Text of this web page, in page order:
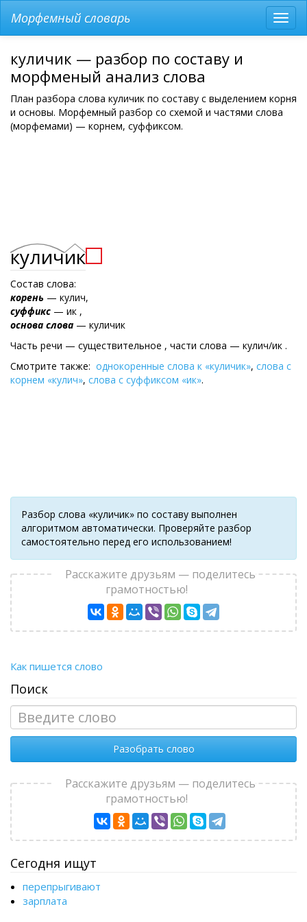
меню
Морфемный словарь
куличик — разбор по составу и
морфменый анализ слова
План разбора слова куличик по составу с выделением корня
и основы. Морфемный разбор со схемой и частями слова
(морфемами) — корнем, суффиксом.
куличик
Состав слова:
корень — кулич,
суффикс — ик ,
основа слова — куличик
Часть речи — существительное , части слова — кулич/ик .
Смотрите также: однокоренные слова к «куличик», слова с
корнем «кулич», слова с суффиксом «ик».
Разбор слова «куличик» по составу выполнен
алгоритмом автоматически. Проверяйте разбор
самостоятельно перед его использованием!
Расскажите друзьям — поделитесь
грамотностью!
Как пишется слово
Поиск
Разобрать слово
Расскажите друзьям — поделитесь
грамотностью!
Сегодня ищут
перепрыгивают
зарплата